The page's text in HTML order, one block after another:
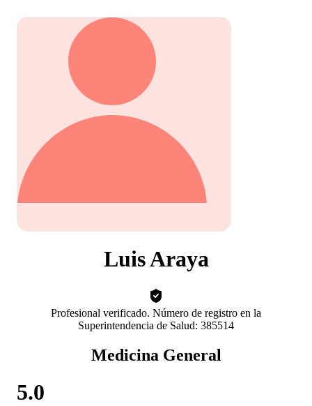
Luis Araya
Profesional verificado. Número de registro en la
Superintendencia de Salud: 385514
Medicina General
5.0